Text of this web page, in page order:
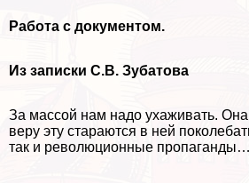
Работа с документом.
Из записки С.В. Зубатова
За массой нам надо ухаживать.
веру эту стараются в ней
так и революционные пропаганды…